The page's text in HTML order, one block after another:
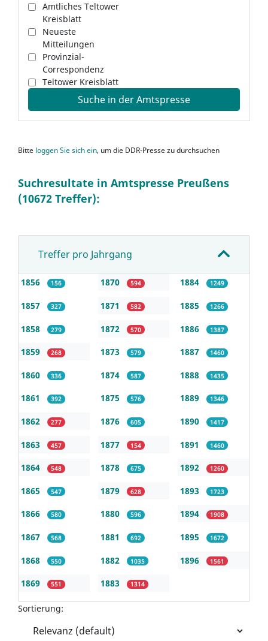
Amtliches Teltower
Kreisblatt
Neueste
Mitteilungen
Provinzial-
Correspondenz
Teltower Kreisblatt
Suche in der Amtspresse
Bitte loggen Sie sich ein, um die DDR-Presse zu durchsuchen
Suchresultate in Amtspresse Preußens
(10672 Treffer):
Treffer pro Jahrgang
1856 156
1857 327
1858 279
1859 268
1860 336
1861 392
1862 277
1863 457
1864 548
1865 547
1866 580
1867 568
1868 550
1869 551
1870 594
1871 582
1872 570
1873 579
1874 587
1875 576
1876 605
1877 154
1878 675
1879 628
1880 596
1881 692
1882 1035
1883 1314
1884 1249
1885 1266
1886 1387
1887 1460
1888 1435
1889 1346
1890 1417
1891 1460
1892 1260
1893 1723
1894 1908
1895 1672
1896 1561
Sortierung: